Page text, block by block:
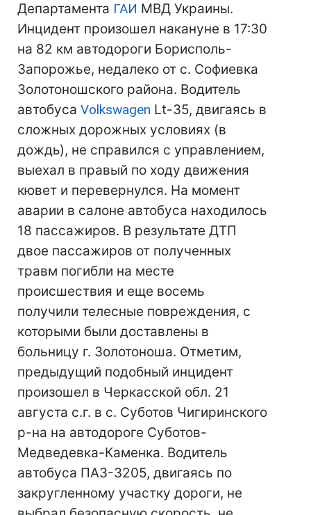
Департамента ГАИ МВД Украины.
Инцидент произошел накануне в 17:30
на 82 км автодороги Борисполь-
Запорожье, недалеко от с. Софиевка
Золотоношского района. Водитель
автобуса Volkswagen Lt-35, двигаясь в
сложных дорожных условиях (в
дождь), не справился с управлением,
выехал в правый по ходу движения
кювет и перевернулся. На момент
аварии в салоне автобуса находилось
18 пассажиров. В результате ДТП
двое пассажиров от полученных
травм погибли на месте
происшествия и еще восемь
получили телесные повреждения, с
которыми были доставлены в
больницу г. Золотоноша. Отметим,
предыдущий подобный инцидент
произошел в Черкасской обл. 21
августа с.г. в с. Суботов Чигиринского
р-на на автодороге Суботов-
Медведевка-Каменка. Водитель
автобуса ПАЗ-3205, двигаясь по
закругленному участку дороги, не